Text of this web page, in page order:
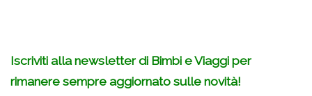
Iscriviti alla newsletter di Bimbi e Viaggi per
rimanere sempre aggiornato sulle novità!